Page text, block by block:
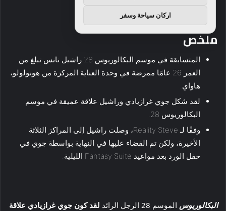
ملخص
المتسابقة في موسم البكالوريوس 28 راشيل نانس تبلغ من
العمر 26 عامًا ممرضة في وحدة العناية المركزة من هونولولو،
هاواي.
لقد شكل جوي غرازيادي وراشيل علاقة عميقة في موسم
البكالوريوس 28.
وفقًا لـ Reality Steve، وصلت راشيل إلى المراكز الثلاثة
الأخيرة، ولكن تم القضاء عليها في النهاية بواسطة جوي في
حفل الورد بعد مواعيد Fantasy Suite الليلية.
البكالوريوس الموسم 28 الرجل الرائد
لقد كون جوي غرازيادي علاقة
اركان سياحة وسفر